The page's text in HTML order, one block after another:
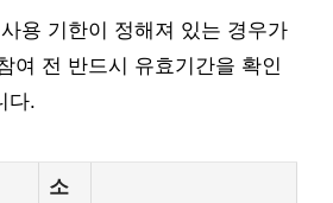
용 기한이 정해져 있는 경우가
여 전 반드시 유효기간을 확인
다.
소